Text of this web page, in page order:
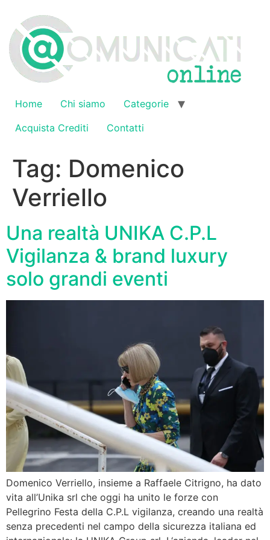
contenuto
Home Chi siamo
Categorie
Acquista Crediti
Contatti
Tag: Domenico
Verriello
Una realtà UNIKA C.P.L
Vigilanza & brand luxury
solo grandi eventi
Domenico Verriello, insieme a Raffaele Citrigno, ha dato
vita all’Unika srl che oggi ha unito le forze con
Pellegrino Festa della C.P.L vigilanza, creando una realtà
senza precedenti nel campo della sicurezza italiana ed